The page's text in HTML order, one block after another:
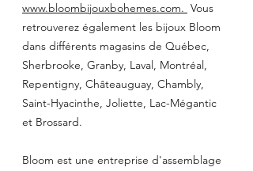
www.bloombijouxbohemes.com. Vous
retrouverez également les bijoux Bloom
dans différents magasins de Québec,
Sherbrooke, Granby, Laval, Montréal,
Repentigny, Châteauguay, Chambly,
Saint-Hyacinthe, Joliette, Lac-Mégantic
et Brossard.
Bloom est une entreprise d'assemblage